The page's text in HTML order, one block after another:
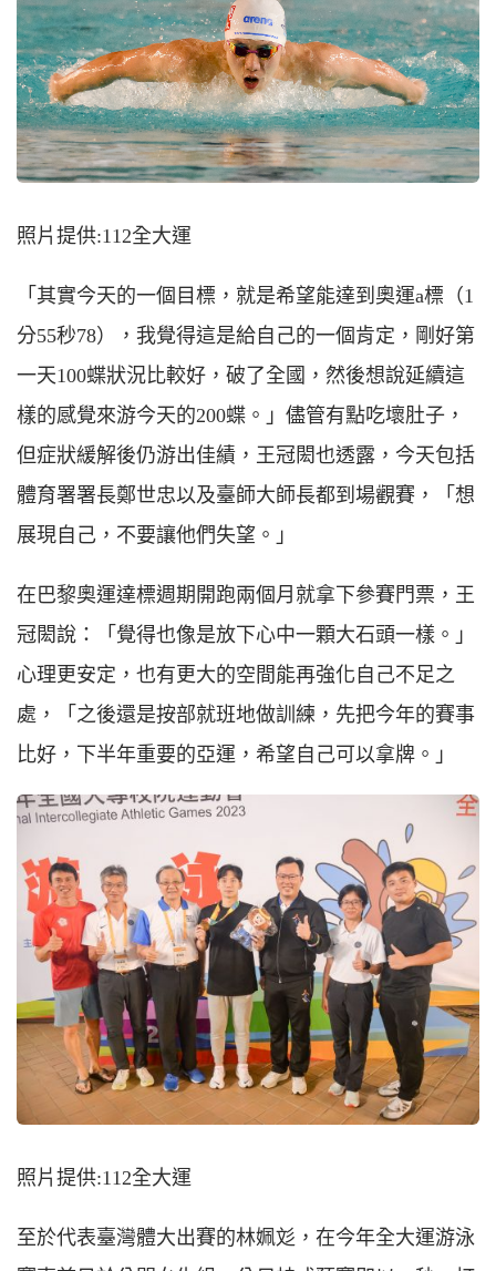
照片提供:112全大運
「其實今天的一個目標，就是希望能達到奧運a標（1
分55秒78），我覺得這是給自己的一個肯定，剛好第
一天100蝶狀況比較好，破了全國，然後想說延續這
樣的感覺來游今天的200蝶。」儘管有點吃壞肚子，
但症狀緩解後仍游出佳績，王冠閎也透露，今天包括
體育署署長鄭世忠以及臺師大師長都到場觀賽，「想
展現自己，不要讓他們失望。」
在巴黎奧運達標週期開跑兩個月就拿下參賽門票，王
冠閎說：「覺得也像是放下心中一顆大石頭一樣。」
心理更安定，也有更大的空間能再強化自己不足之
處，「之後還是按部就班地做訓練，先把今年的賽事
比好，下半年重要的亞運，希望自己可以拿牌。」
照片提供:112全大運
至於代表臺灣體大出賽的林姵彣，在今年全大運游泳